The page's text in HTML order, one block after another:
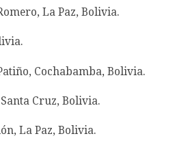
La Paz, Bolivia.
Cochabamba, Bolivia.
Cruz, Bolivia.
La Paz, Bolivia.